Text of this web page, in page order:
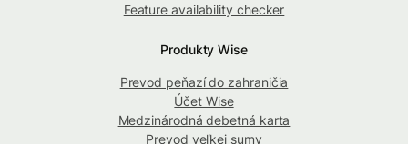
Feature availability checker
Produkty Wise
Prevod peňazí do zahraničia
Účet Wise
Medzinárodná debetná karta
Prevod veľkej sumy